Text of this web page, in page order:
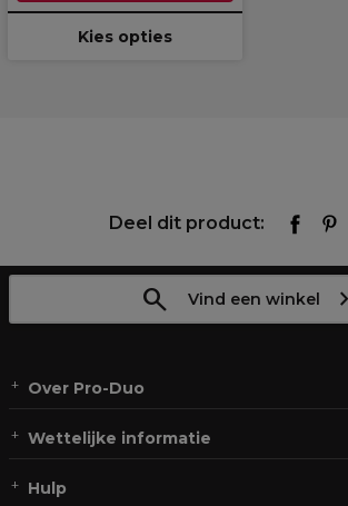
Kies opties
Deel dit product:
Vind een winkel
Over Pro-Duo
Wettelijke informatie
Hulp